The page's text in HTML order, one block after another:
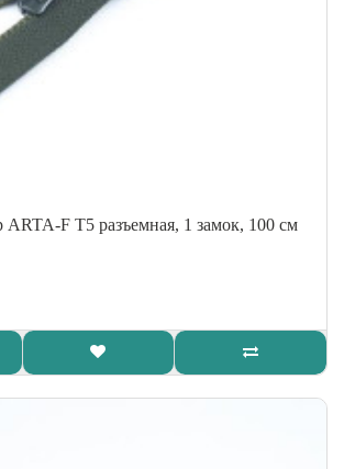
ARTA-F Т5 разъемная, 1 замок, 100 см